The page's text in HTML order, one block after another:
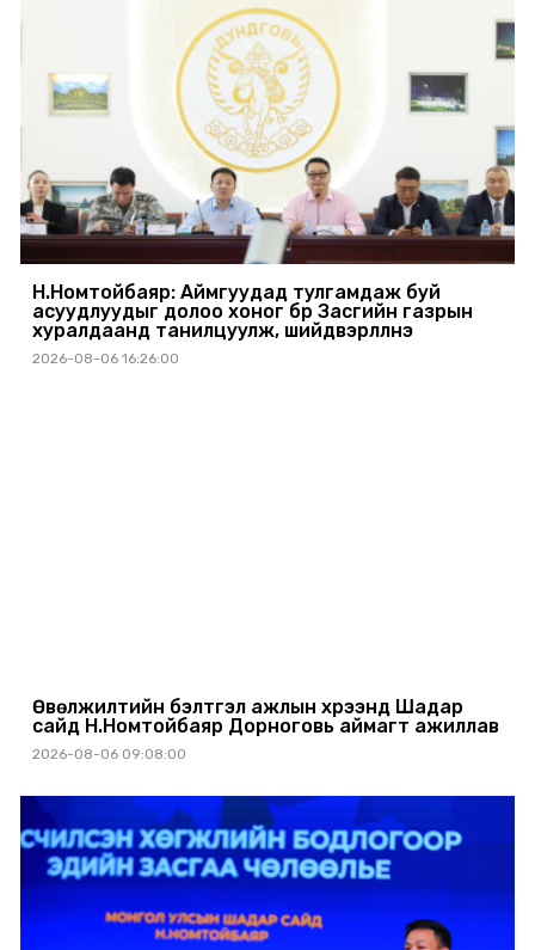
Н.Номтойбаяр: Аймгуудад тулгамдаж буй
асуудлуудыг долоо хоног бүр Засгийн газрын
хуралдаанд танилцуулж, шийдвэрлүүлнэ
2026-08-06 16:26:00
Өвөлжилтийн бэлтгэл ажлын хүрээнд Шадар
сайд Н.Номтойбаяр Дорноговь аймагт ажиллав
2026-08-06 09:08:00